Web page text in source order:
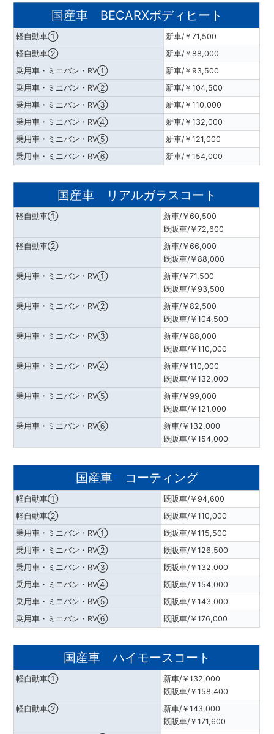
国産車 BECARXボディヒート
軽自動車①
新車/￥71,500
軽自動車②
新車/￥88,000
乗用車・ミニバン・RV①
新車/￥93,500
乗用車・ミニバン・RV②
新車/￥104,500
乗用車・ミニバン・RV③
新車/￥110,000
乗用車・ミニバン・RV④
新車/￥132,000
乗用車・ミニバン・RV⑤
新車/￥121,000
乗用車・ミニバン・RV⑥
新車/￥154,000
国産車 リアルガラスコート
軽自動車①
新車/￥60,500
既販車/￥72,600
軽自動車②
新車/￥66,000
既販車/￥88,000
乗用車・ミニバン・RV①
新車/￥71,500
既販車/￥93,500
乗用車・ミニバン・RV②
新車/￥82,500
既販車/￥104,500
乗用車・ミニバン・RV③
新車/￥88,000
既販車/￥110,000
乗用車・ミニバン・RV④
新車/￥110,000
既販車/￥132,000
乗用車・ミニバン・RV⑤
新車/￥99,000
既販車/￥121,000
乗用車・ミニバン・RV⑥
新車/￥132,000
既販車/￥154,000
国産車 コーティング
軽自動車①
既販車/￥94,600
軽自動車②
既販車/￥110,000
乗用車・ミニバン・RV①
既販車/￥115,500
乗用車・ミニバン・RV②
既販車/￥126,500
乗用車・ミニバン・RV③
既販車/￥132,000
乗用車・ミニバン・RV④
既販車/￥154,000
乗用車・ミニバン・RV⑤
既販車/￥143,000
乗用車・ミニバン・RV⑥
既販車/￥176,000
国産車 ハイモースコート
軽自動車①
新車/￥132,000
既販車/￥158,400
軽自動車②
新車/￥143,000
既販車/￥171,600